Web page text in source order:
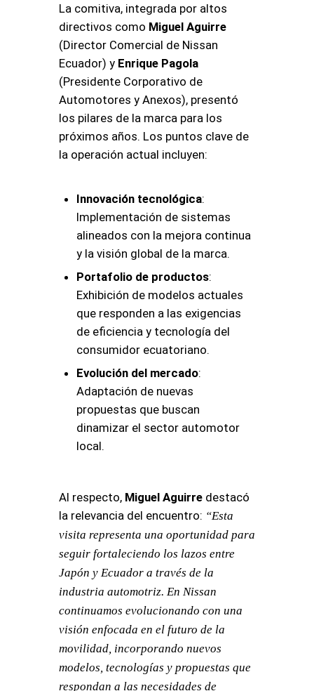
La comitiva, integrada por altos
directivos como Miguel Aguirre
(Director Comercial de Nissan
Ecuador) y Enrique Pagola
(Presidente Corporativo de
Automotores y Anexos), presentó
los pilares de la marca para los
próximos años. Los puntos clave de
la operación actual incluyen:
Innovación tecnológica:
Implementación de sistemas
alineados con la mejora continua
y la visión global de la marca.
Portafolio de productos:
Exhibición de modelos actuales
que responden a las exigencias
de eficiencia y tecnología del
consumidor ecuatoriano.
Evolución del mercado:
Adaptación de nuevas
propuestas que buscan
dinamizar el sector automotor
local.
Al respecto, Miguel Aguirre destacó
la relevancia del encuentro: “Esta
visita representa una oportunidad para
seguir fortaleciendo los lazos entre
Japón y Ecuador a través de la
industria automotriz. En Nissan
continuamos evolucionando con una
visión enfocada en el futuro de la
movilidad, incorporando nuevos
modelos, tecnologías y propuestas que
respondan a las necesidades de